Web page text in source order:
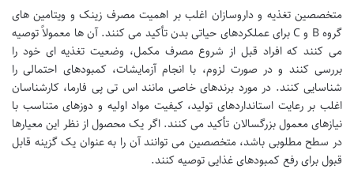
متخصصین تغذیه و داروسازان اغلب بر اهمیت مصرف زینک و ویتامین های
گروه B و C برای عملکردهای حیاتی بدن تأکید می کنند. آن ها معمولاً توصیه
می کنند که افراد قبل از شروع مصرف مکمل، وضعیت تغذیه ای خود را
بررسی کنند و در صورت لزوم، با انجام آزمایشات، کمبودهای احتمالی را
شناسایی کنند. در مورد برندهای خاصی مانند اس تی پی فارما، کارشناسان
اغلب بر رعایت استانداردهای تولید، کیفیت مواد اولیه و دوزهای متناسب با
نیازهای معمول بزرگسالان تأکید می کنند. اگر یک محصول از نظر این معیارها
در سطح مطلوبی باشد، متخصصین می توانند آن را به عنوان یک گزینه قابل
قبول برای رفع کمبودهای غذایی توصیه کنند.